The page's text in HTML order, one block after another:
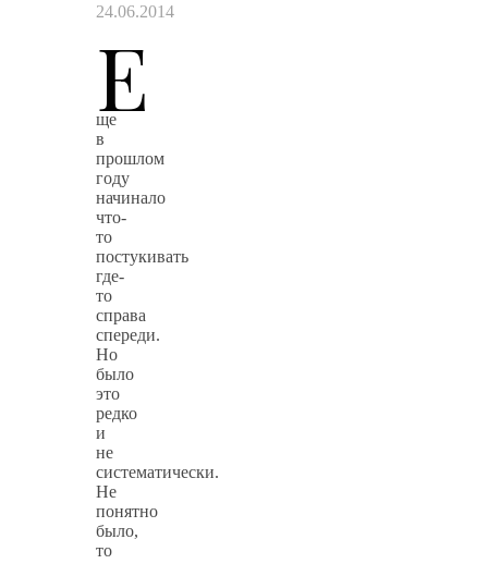
24.06.2014
Е
ще
в
прошлом
году
начинало
что-
то
постукивать
где-
то
справа
спереди.
Но
было
это
редко
и
не
систематически.
Не
понятно
было,
то